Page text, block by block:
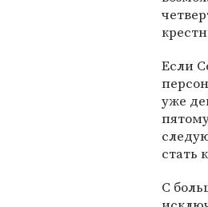
Если
уже
стать
С